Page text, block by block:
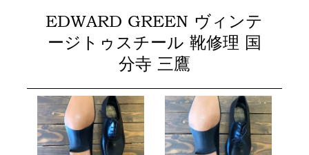
EDWARD GREEN ヴィンテ
ージトゥスチール 靴修理 国
分寺 三鷹